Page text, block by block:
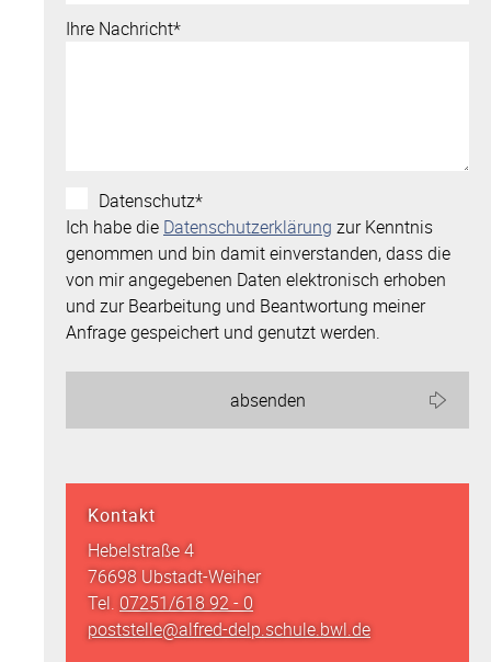
Ihre Nachricht*
Datenschutz*
Ich habe die Datenschutzerklärung zur Kenntnis
genommen und bin damit einverstanden, dass die
von mir angegebenen Daten elektronisch erhoben
und zur Bearbeitung und Beantwortung meiner
Anfrage gespeichert und genutzt werden.
Kontakt
Hebelstraße 4
76698 Ubstadt-Weiher
Tel. 07251/618 92 - 0
poststelle@alfred-delp.schule.bwl.de